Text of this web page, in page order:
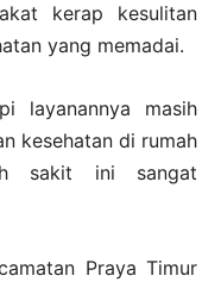
kerap kesulitan
yang memadai.
layanannya masih
kesehatan di rumah
sakit ini sangat
Praya Timur